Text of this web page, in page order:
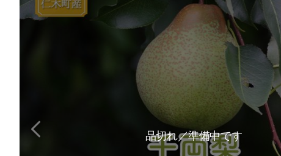
品切れ／準備中です